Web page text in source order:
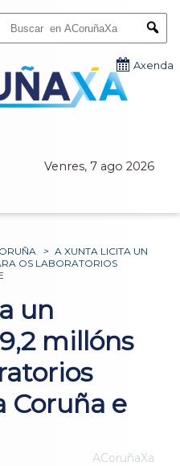
Venres, 7 ago 2026
Axenda
> A XUNTA LICITA UN
OS LABORATORIOS
un
millóns
Coruña e
ACoruñaXa